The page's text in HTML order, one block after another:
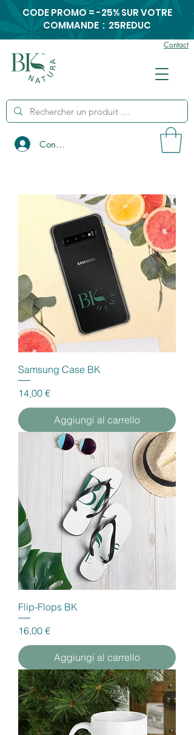
Contact
Connexion
CODE PROMO = -25% SUR VOTRE
COMMANDE : 25REDUC
Samsung Case BK
Prezzo
14,00 €
Aggiungi al carrello
Flip-Flops BK
Prezzo
16,00 €
Aggiungi al carrello